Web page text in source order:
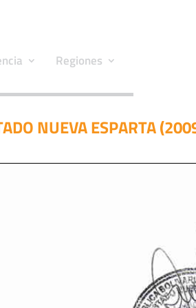
Regiones
NUEVA ESPARTA